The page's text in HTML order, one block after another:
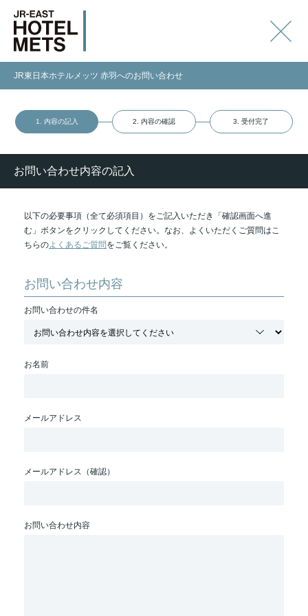
JR東日本ホテルメッツ 赤羽へのお問い合わせ
1. 内容の記入 2. 内容の確認 3. 受付完了
お問い合わせ内容の記入
以下の必要事項（全て必須項目）をご記入いただき「確認画面へ進
む」ボタンをクリックしてください。なお、よくいただくご質問はこ
ちらのよくあるご質問をご覧ください。
お問い合わせ内容
お問い合わせの件名
お名前
メールアドレス
メールアドレス（確認）
お問い合わせ内容